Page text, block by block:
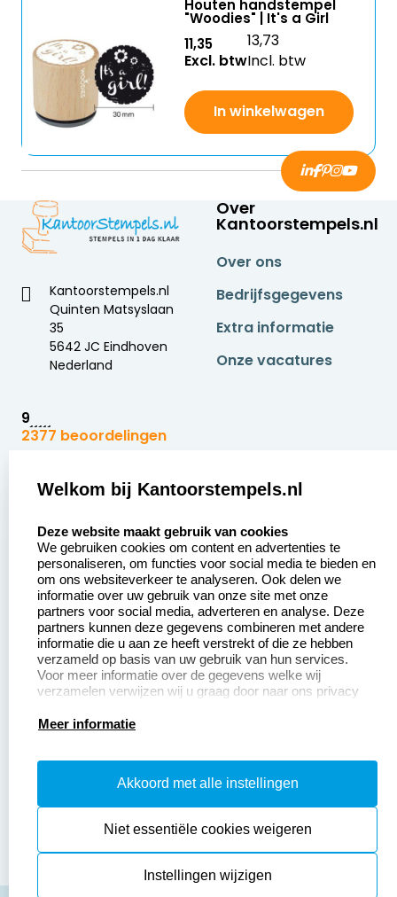
Houten handstempel
"Woodies" | It's a Girl
11,35
Excl. btw
13,73
Incl. btw
In winkelwagen
Kantoorstempels.nl
Quinten Matsyslaan
35
5642 JC Eindhoven
Nederland
9
2377 beoordelingen
Over
Kantoorstempels.nl
Over ons
Bedrijfsgegevens
Extra informatie
Onze vacatures
Zakelijk:
Aanvraag op maat
Betaling &
Verzending
Wederverkoper
worden
Sale
Klantenservice:
Contact opnemen
Veel gestelde vragen
Retourneren
Herroepingsrecht
Productinformatie:
Instructiepagina
Safety Sheets
Sitemap
Welkom bij Kantoorstempels.nl
Deze website maakt gebruik van cookies
We gebruiken cookies om content en advertenties te
personaliseren, om functies voor social media te bieden en
om ons websiteverkeer te analyseren. Ook delen we
informatie over uw gebruik van onze site met onze
partners voor social media, adverteren en analyse. Deze
partners kunnen deze gegevens combineren met andere
informatie die u aan ze heeft verstrekt of die ze hebben
verzameld op basis van uw gebruik van hun services.
Voor meer informatie over de gegevens welke wij
verzamelen verwijzen wij u graag door naar ons privacy
Meer informatie
Akkoord met alle instellingen
Niet essentiële cookies weigeren
Instellingen wijzigen